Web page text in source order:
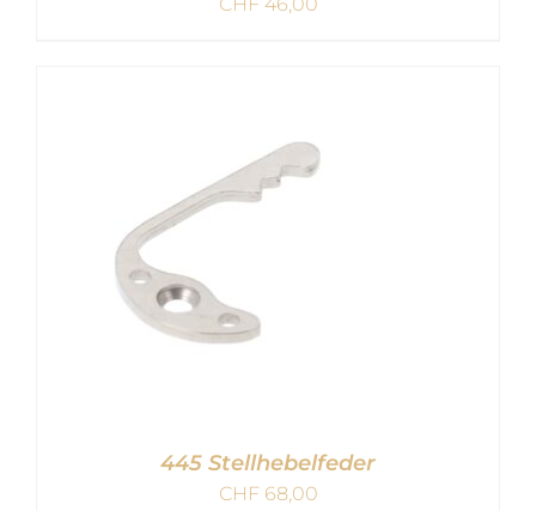
445 Stellhebelfeder
CHF68,00